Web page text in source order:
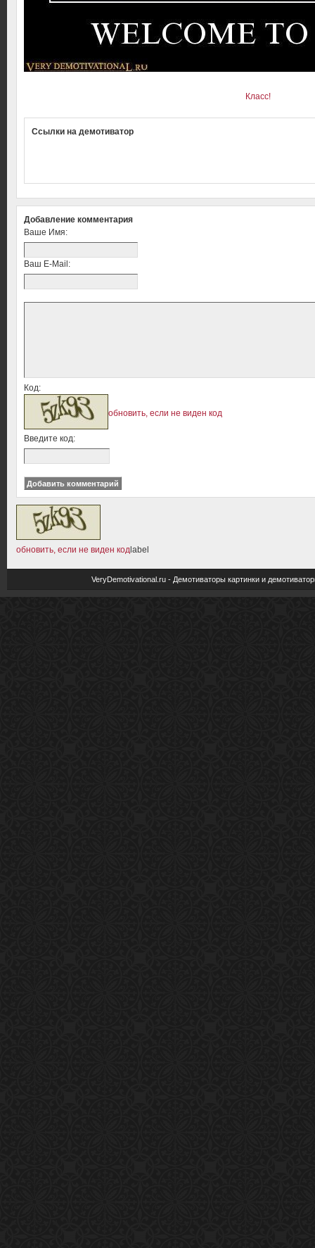
Класс!
Ссылки на демотиватор
Добавление комментария
Ваше Имя:
Ваш E-Mail:
Код:
обновить, если не виден код
Введите код:
обновить, если не виден кодlabel
VeryDemotivational.ru - Демотиваторы картинки и